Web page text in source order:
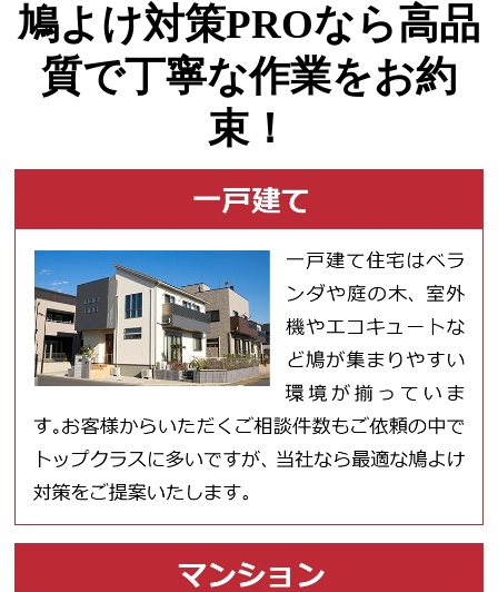
鳩よけ対策PROなら高品
質で丁寧な作業をお約
束！